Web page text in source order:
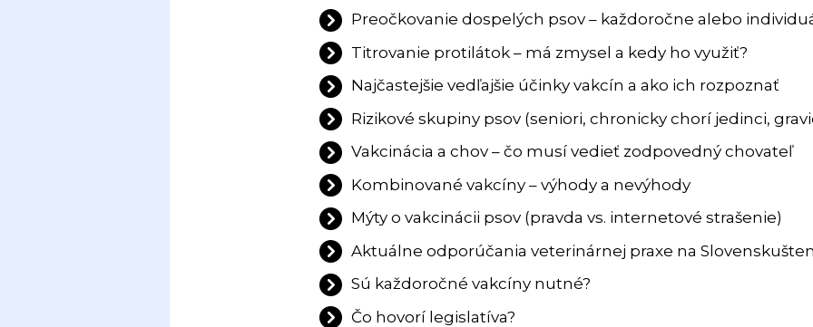
Preočkovanie dospelých psov – každoročne alebo
Titrovanie protilátok – má zmysel a kedy ho využiť?
Najčastejšie vedľajšie účinky vakcín a ako ich rozpoznať
Rizikové skupiny psov (seniori, chronicky chorí jedinci,
Vakcinácia a chov – čo musí vedieť zodpovedný chovateľ
Kombinované vakcíny – výhody a nevýhody
Mýty o vakcinácii psov (pravda vs. internetové strašenie)
Aktuálne odporúčania veterinárnej praxe na
Sú každoročné vakcíny nutné?
Čo hovorí legislatíva?